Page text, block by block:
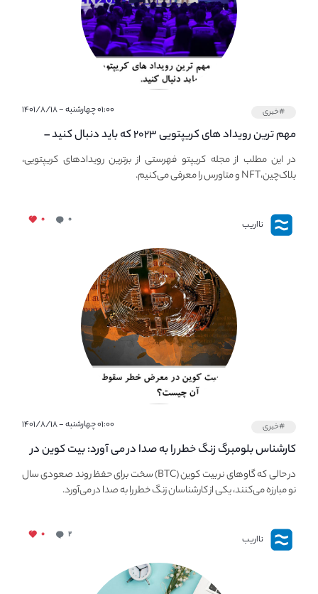
#خبری ۰۱:۰۰ چهارشنبه - ۱۴۰۱/۸/۱۸
مهم ترین رویداد های کریپتویی ۲۰۲۳ که باید دنبال کنید –
معرفی بهترین رویداد های جهانی
در این مطلب از مجله کریپتو فهرستی از برترین رویدادهای کریپتویی،
بلاک‌چین،NFT و متاورس را معرفی می‌کنیم.
نااریب ۰ ۰
#خبری ۰۱:۰۰ چهارشنبه - ۱۴۰۱/۸/۱۸
کارشناس بلومبرگ زنگ خطر را به صدا در می آورد: بیت کوین در
معرض خطر سقوط بزرگ است - دلیل آن چیست؟در حالی که گاوهای نر بیت کوین (BTC) سخت برای حفظ روند صعودی سال
نو مبارزه می‌کنند، یکی از کارشناسان زنگ خطر را به صدا در می‌آورد.
نااریب ۲ ۰